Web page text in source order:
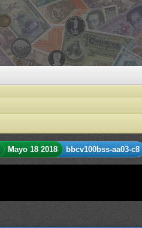
Mayo 18 2018 bbcv100bss-aa03-c8